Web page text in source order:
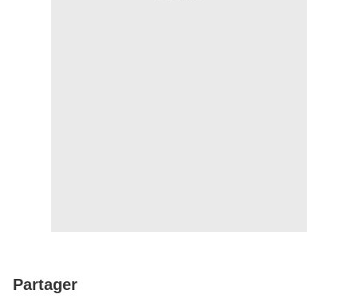
Partager